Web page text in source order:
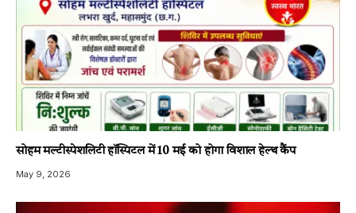
सोहम मल्टीस्पेशलिटी हॉस्पिटल में 10 मई को होगा विशाल हेल्थ कैंप
May 9, 2026